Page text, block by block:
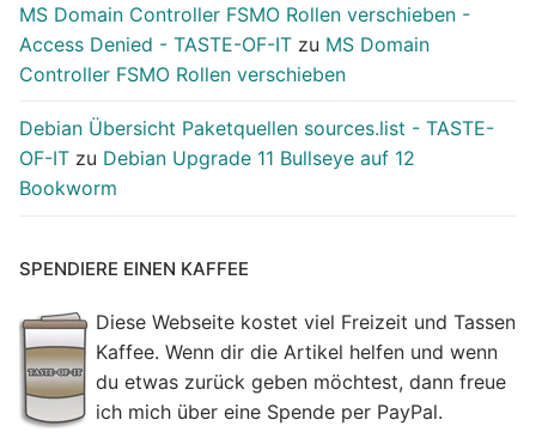
MS Domain Controller FSMO Rollen verschieben -
Access Denied - TASTE-OF-IT zu MS Domain
Controller FSMO Rollen verschieben
Debian Übersicht Paketquellen sources.list - TASTE-
OF-IT zu Debian Upgrade 11 Bullseye auf 12
Bookworm
SPENDIERE EINEN KAFFEE
Diese Webseite kostet viel Freizeit und Tassen
Kaffee. Wenn dir die Artikel helfen und wenn
du etwas zurück geben möchtest, dann freue
ich mich über eine Spende per PayPal.